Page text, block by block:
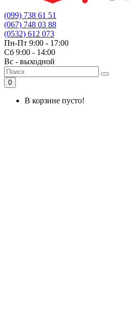
(099) 738 61 51
(067) 748 03 88
(0532) 612 073
Пн-Пт 9:00 - 17:00
Сб 9:00 - 14:00
Вс - выходной
0
В корзине пусто!